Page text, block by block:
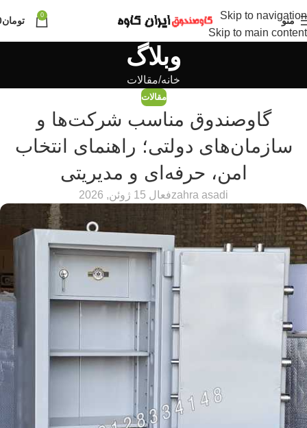
Skip to navigation
Skip to main content
منو 0 تومان
وبلاگ
خانه مقالات
مقالات
گاوصندوق مناسب شرکت‌ها و
سازمان‌های دولتی؛ راهنمای انتخاب
امن، حرفه‌ای و مدیریتی
zahra asadiفعال 15 ژوئن, 2026